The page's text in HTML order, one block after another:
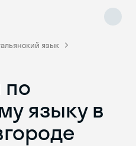
язык
по
языку в